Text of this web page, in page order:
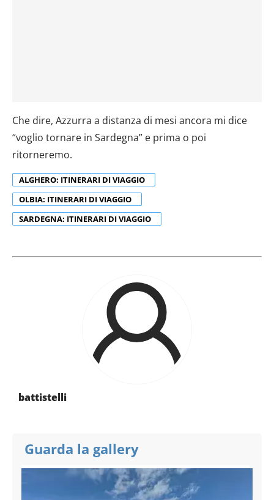
Che dire, Azzurra a distanza di mesi ancora mi dice
“voglio tornare in Sardegna” e prima o poi
ritorneremo.
ALGHERO: ITINERARI DI VIAGGIO
OLBIA: ITINERARI DI VIAGGIO
SARDEGNA: ITINERARI DI VIAGGIO
battistelli
Guarda la gallery